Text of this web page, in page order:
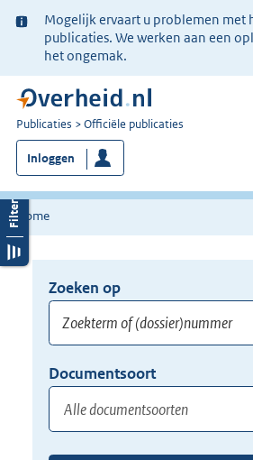
Ter
informatie:
Mogelijk ervaart u problemen met
publicaties. We werken aan een
het ongemak.
U
bent
nu
hier:
Publicaties Officiële publicaties
Inloggen
Home
Opnieuw
zoeken:
Zoeken op
of
(dossier)nummer
hier
uw
zoekterm
of
Documentsoort